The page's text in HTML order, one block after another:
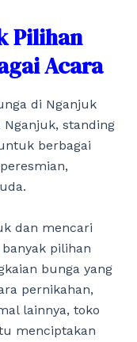
Pilihan
Acara
di Nganjuk
standing
berbagai
dan mencari
pilihan
bunga yang
pernikahan,
lainnya, toko
menciptakan